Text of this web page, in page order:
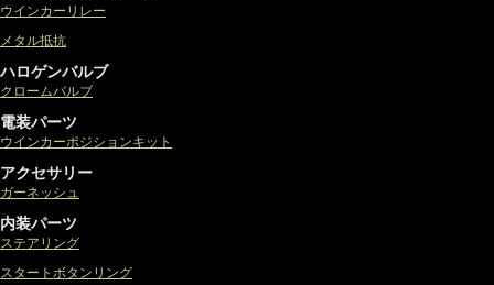
ウインカーリレー
メタル抵抗
ハロゲンバルブ
クロームバルブ
電装パーツ
ウインカーポジションキット
アクセサリー
ガーネッシュ
内装パーツ
ステアリング
スタートボタンリング